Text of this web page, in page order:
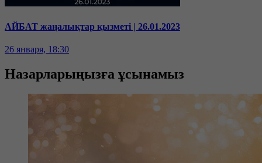
АЙБАТ жаңалықтар қызметі | 26.01.2023
26 января, 18:30
Назарларыңызға ұсынамыз